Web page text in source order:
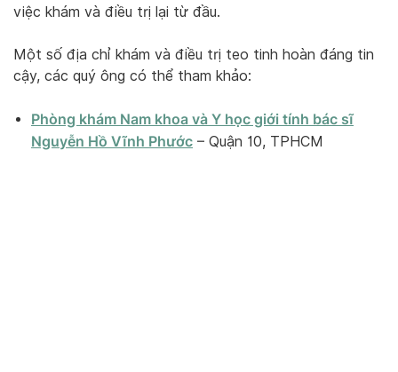
việc khám và điều trị lại từ đầu.
Một số địa chỉ khám và điều trị teo tinh hoàn đáng tin
cậy, các quý ông có thể tham khảo:
Phòng khám Nam khoa và Y học giới tính bác sĩ
Nguyễn Hồ Vĩnh Phước – Quận 10, TPHCM